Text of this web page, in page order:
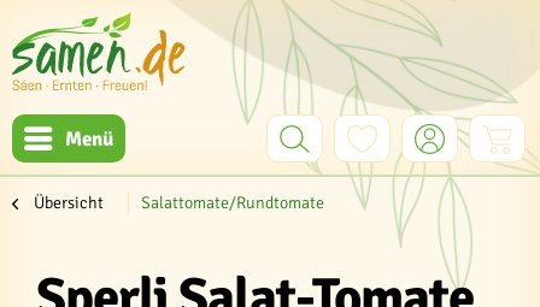
Menü
Übersicht Salattomate/Rundtomate